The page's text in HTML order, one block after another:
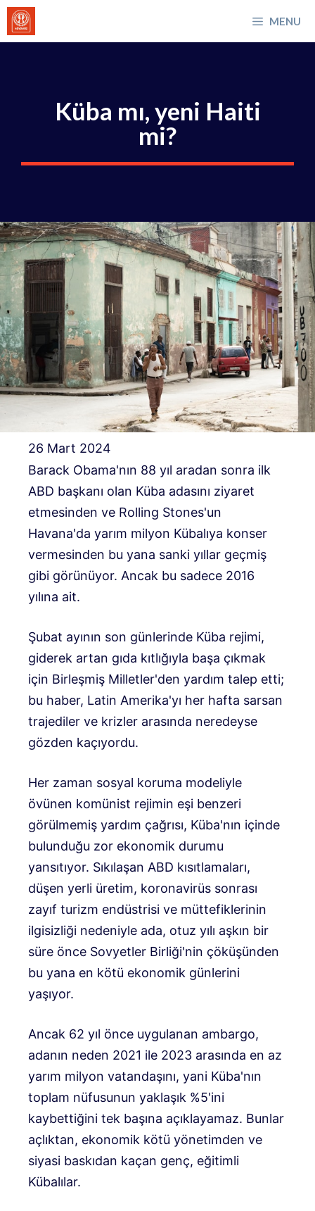
İçeriğe
atla
MENU
Küba mı, yeni Haiti
mi?
26 Mart 2024
Barack Obama'nın 88 yıl aradan sonra ilk
ABD başkanı olan Küba adasını ziyaret
etmesinden ve Rolling Stones'un
Havana'da yarım milyon Kübalıya konser
vermesinden bu yana sanki yıllar geçmiş
gibi görünüyor. Ancak bu sadece 2016
yılına ait.
Şubat ayının son günlerinde Küba rejimi,
giderek artan gıda kıtlığıyla başa çıkmak
için Birleşmiş Milletler'den yardım talep etti;
bu haber, Latin Amerika'yı her hafta sarsan
trajediler ve krizler arasında neredeyse
gözden kaçıyordu.
Her zaman sosyal koruma modeliyle
övünen komünist rejimin eşi benzeri
görülmemiş yardım çağrısı, Küba'nın içinde
bulunduğu zor ekonomik durumu
yansıtıyor. Sıkılaşan ABD kısıtlamaları,
düşen yerli üretim, koronavirüs sonrası
zayıf turizm endüstrisi ve müttefiklerinin
ilgisizliği nedeniyle ada, otuz yılı aşkın bir
süre önce Sovyetler Birliği'nin çöküşünden
bu yana en kötü ekonomik günlerini
yaşıyor.
Ancak 62 yıl önce uygulanan ambargo,
adanın neden 2021 ile 2023 arasında en az
yarım milyon vatandaşını, yani Küba'nın
toplam nüfusunun yaklaşık %5'ini
kaybettiğini tek başına açıklayamaz. Bunlar
açlıktan, ekonomik kötü yönetimden ve
siyasi baskıdan kaçan genç, eğitimli
Kübalılar.